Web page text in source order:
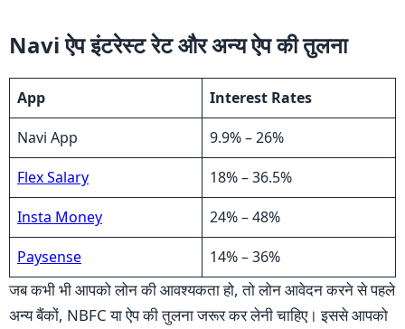
Navi ऐप इंटरेस्ट रेट और अन्य ऐप की तुलना
App
Interest Rates
Navi App
9.9% – 26%
Flex Salary
18% – 36.5%
Insta Money
24% – 48%
Paysense
14% – 36%
जब कभी भी आपको लोन की आवश्यकता हो, तो लोन आवेदन करने से पहले
अन्य बैंकों, NBFC या ऐप की तुलना जरूर कर लेनी चाहिए। इससे आपको